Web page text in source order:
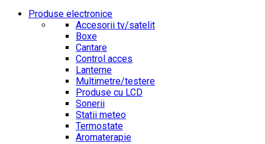
Produse electronice
Accesorii tv/satelit
Boxe
Cantare
Control acces
Lanterne
Multimetre/testere
Produse cu LCD
Sonerii
Statii meteo
Termostate
Aromaterapie